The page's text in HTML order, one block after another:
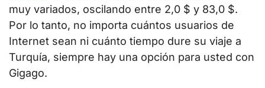
muy variados, oscilando entre 2,0 $ y 83,0 $.
Por lo tanto, no importa cuántos usuarios de
Internet sean ni cuánto tiempo dure su viaje a
Turquía, siempre hay una opción para usted con
Gigago.